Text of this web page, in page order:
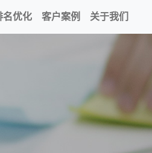
名优化 客户案例 关于我们